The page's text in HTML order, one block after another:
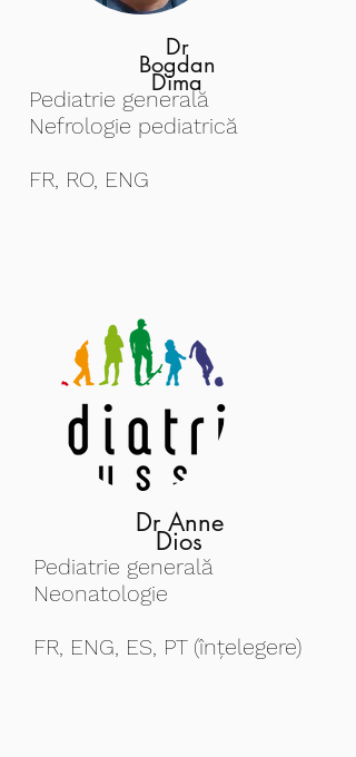
Dr
Bogdan
Dima
Pediatrie generală
Nefrologie pediatrică
FR, RO, ENG
Dr Anne
Dios
Pediatrie generală
Neonatologie
FR, ENG, ES, PT (înțelegere)